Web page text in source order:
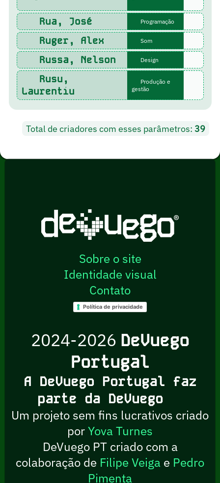
Rua, José Programação
Ruger, Alex Som
Russa, Nelson Design
Rusu,
Laurentiu
Produção e
gestão
Total de criadores com esses parâmetros: 39
Sobre o site
Identidade visual
Contato
Política de privacidade
2024-2026 DeVuego
Portugal
A DeVuego Portugal faz
parte da DeVuego
Um projeto sem fins lucrativos criado
porYova Turnes
DeVuego PT criado com a
colaboração de Filipe Veiga e Pedro
Pimenta